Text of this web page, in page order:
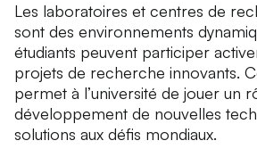
Les laboratoires et centres de
sont des environnements
étudiants peuvent participer
projets de recherche innovants.
permet à l’université de jouer un
développement de nouvelles
solutions aux défis mondiaux.